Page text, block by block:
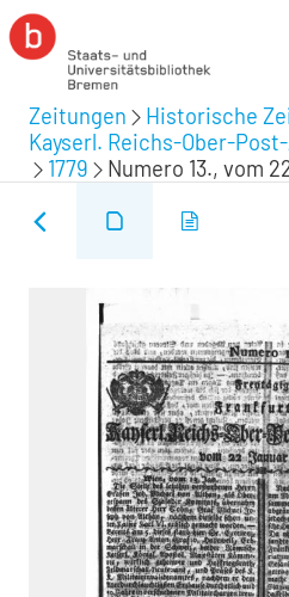
Zeitungen Historische
Kayserl. Reichs-Ober-
1779
Numero 13., vom